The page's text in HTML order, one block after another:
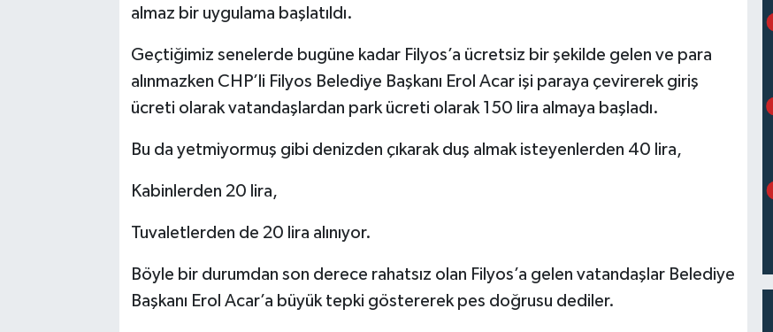
almaz bir uygulama başlatıldı.
Geçtiğimiz senelerde bugüne kadar Filyos’a ücretsiz bir şekilde gelen ve para
alınmazken CHP’li Filyos Belediye Başkanı Erol Acar işi paraya çevirerek giriş
ücreti olarak vatandaşlardan park ücreti olarak 150 lira almaya başladı.
Bu da yetmiyormuş gibi denizden çıkarak duş almak isteyenlerden 40 lira,
Kabinlerden 20 lira,
Tuvaletlerden de 20 lira alınıyor.
Böyle bir durumdan son derece rahatsız olan Filyos’a gelen vatandaşlar Belediye
Başkanı Erol Acar’a büyük tepki göstererek pes doğrusu dediler.